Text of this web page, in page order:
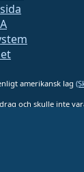
amerikansk lag
och skulle inte